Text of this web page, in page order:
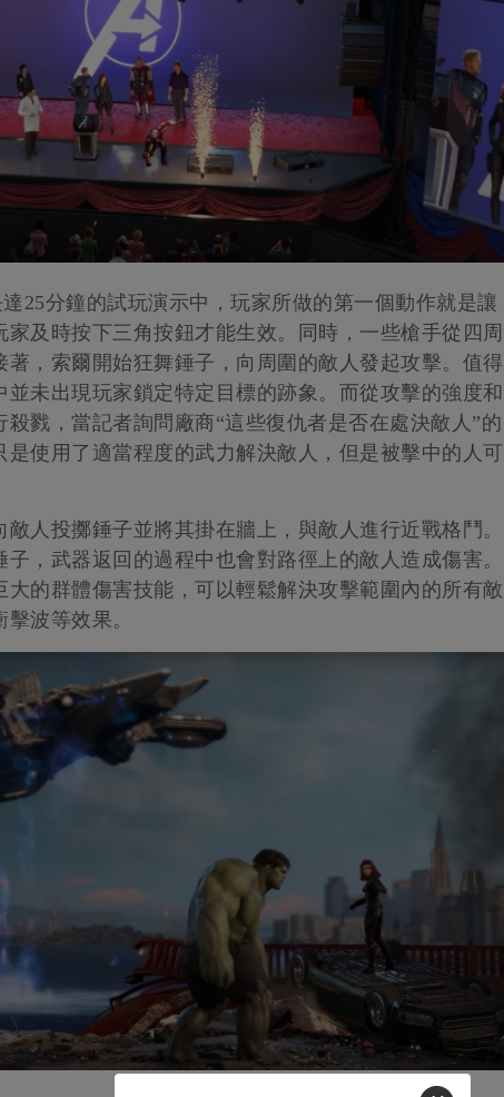
25分鐘的試玩演示中，玩家所做的第一個動作就是讓
及時按下三角按鈕才能生效。同時，一些槍手從四周
，索爾開始狂舞錘子，向周圍的敵人發起攻擊。值得
未出現玩家鎖定特定目標的跡象。而從攻擊的強度和
戮，當記者詢問廠商“這些復仇者是否在處決敵人”的
使用了適當程度的武力解決敵人，但是被擊中的人可
人投擲錘子並將其掛在牆上，與敵人進行近戰格鬥。
，武器返回的過程中也會對路徑上的敵人造成傷害。
的群體傷害技能，可以輕鬆解決攻擊範圍內的所有敵
波等效果。